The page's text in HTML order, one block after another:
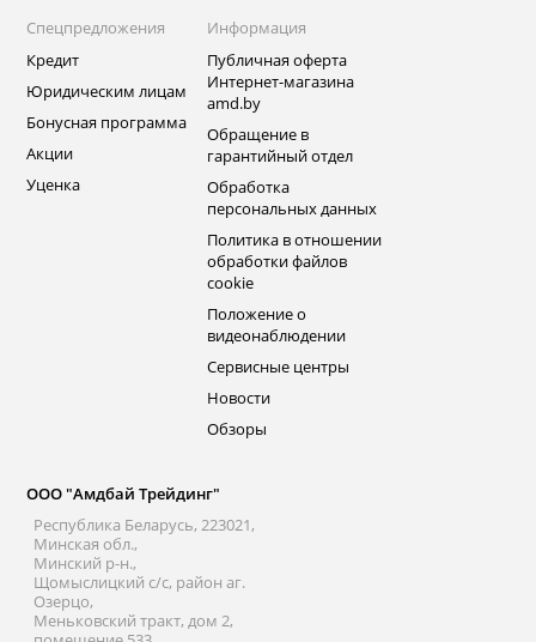
Спецпредложения
Кредит
Юридическим лицам
Бонусная программа
Акции
Уценка
Информация
Публичная оферта
Интернет-магазина
amd.by
Обращение в
гарантийный отдел
Обработка
персональных данных
Политика в отношении
обработки файлов
cookie
Положение о
видеонаблюдении
Сервисные центры
Новости
Обзоры
ООО "Амдбай Трейдинг"
Республика Беларусь, 223021,
Минская обл.,
Минский р-н.,
Щомыслицкий с/с, район аг.
Озерцо,
Меньковский тракт, дом 2,